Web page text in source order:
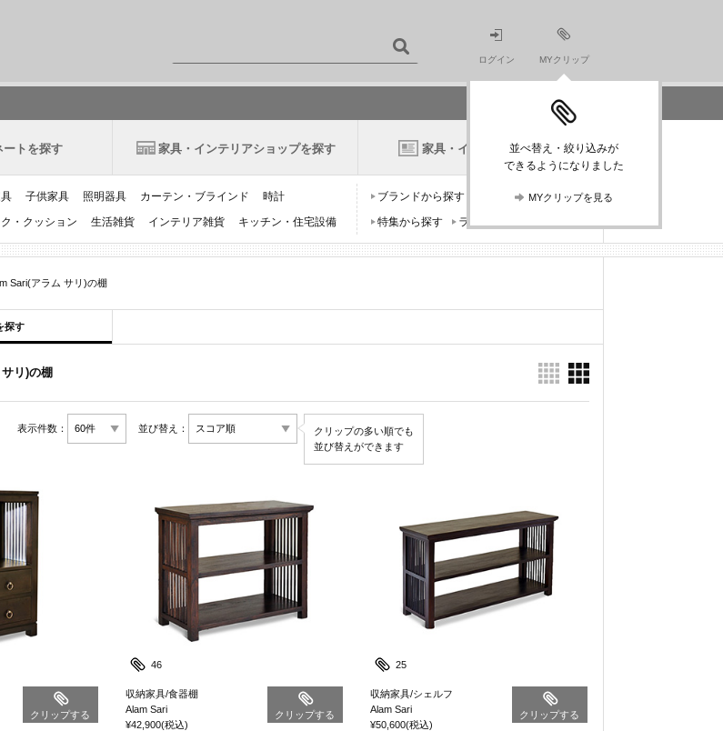
ログイン MYクリップ
並べ替え・絞り込みが
できるようになりました
MYクリップを見る
ートを探す 家具・インテリアショップを探す 家具・インテリアニュース
子供家具 照明器具 カーテン・ブラインド
時計
・クッション 生活雑貨 インテリア雑貨 キッチン・住宅設備
ブランドから探す
デザイナーから探す
特集から探す
ランキングから探す
Sari(アラム サリ)の棚
探す
リ)の棚
表示件数： 並び替え：
クリップの多い順でも
並び替えができます
クリップする
収納家具/食器棚
Alam Sari
¥42,900(税込)
クリップする
46
収納家具/シェルフ
Alam Sari
¥50,600(税込)
クリップする
25